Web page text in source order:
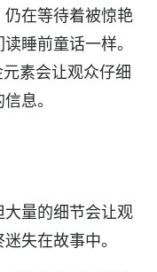
在等待着被惊艳
睡前童话一样。
素会让观众仔细
息。
量的细节会让观
失在故事中。